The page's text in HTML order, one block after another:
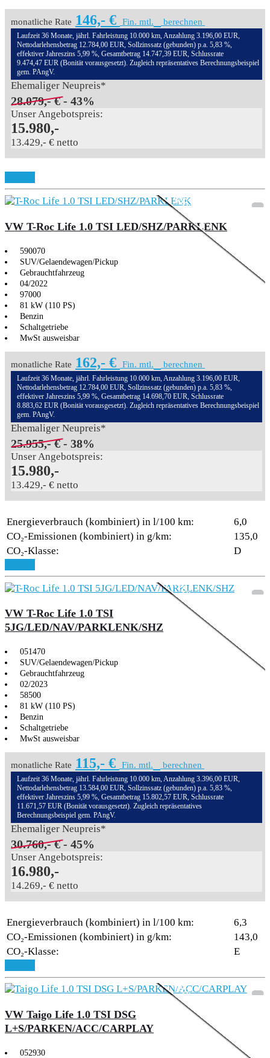
monatliche Rate 146,- € Fin. mtl. berechnen
Laufzeit 36 Monate, jährl. Fahrleistung 10.000 km, Anzahlung 3.196,00 EUR,
Nettodarlehensbetrag 12.784,00 EUR, Sollzinssatz (gebunden) p.a. 5,83 %,
effektiver Jahreszins 5,99 %, Gesamtbetrag 14.747,39 EUR, Schlussrate
9.474,47 EUR (Bonität vorausgesetzt). Zugleich repräsentatives Berechnungsbeispiel
gem. PAngV.
Ehemaliger Neupreis*
28.079,- € - 43%
Unser Angebotspreis:
15.980,-
13.429,- € netto
Aktionsmodell
VW T-Roc Life 1.0 TSI LED/SHZ/PARKLENK
590070
SUV/Gelaendewagen/Pickup
Gebrauchtfahrzeug
04/2022
97000
81 kW (110 PS)
Benzin
Schaltgetriebe
MwSt ausweisbar
monatliche Rate 162,- € Fin. mtl. berechnen
Laufzeit 36 Monate, jährl. Fahrleistung 10.000 km, Anzahlung 3.196,00 EUR,
Nettodarlehensbetrag 12.784,00 EUR, Sollzinssatz (gebunden) p.a. 5,83 %,
effektiver Jahreszins 5,99 %, Gesamtbetrag 14.698,70 EUR, Schlussrate
8.883,62 EUR (Bonität vorausgesetzt). Zugleich repräsentatives Berechnungsbeispiel
gem. PAngV.
Ehemaliger Neupreis*
25.955,- € - 38%
Unser Angebotspreis:
15.980,-
13.429,- € netto
3,99% Sonderfinanzie
Energieverbrauch (kombiniert) in l/100 km:
6,0
CO₂-Emissionen (kombiniert) in g/km:
135,0
CO₂-Klasse:
D
Aktionsmodell
VW T-Roc Life 1.0 TSI
5JG/LED/NAV/PARKLENK/SHZ
051470
SUV/Gelaendewagen/Pickup
Gebrauchtfahrzeug
02/2023
58500
81 kW (110 PS)
Benzin
Schaltgetriebe
MwSt ausweisbar
monatliche Rate 115,- € Fin. mtl. berechnen
Laufzeit 36 Monate, jährl. Fahrleistung 10.000 km, Anzahlung 3.396,00 EUR,
Nettodarlehensbetrag 13.584,00 EUR, Sollzinssatz (gebunden) p.a. 5,83 %,
effektiver Jahreszins 5,99 %, Gesamtbetrag 15.802,57 EUR, Schlussrate
11.671,57 EUR (Bonität vorausgesetzt). Zugleich repräsentatives
Berechnungsbeispiel gem. PAngV.
Ehemaliger Neupreis*
30.760,- € - 45%
Unser Angebotspreis:
16.980,-
14.269,- € netto
3,99% Sonderfinanzie
Energieverbrauch (kombiniert) in l/100 km:
6,3
CO₂-Emissionen (kombiniert) in g/km:
143,0
CO₂-Klasse:
E
Aktionsmodell
VW Taigo Life 1.0 TSI DSG
L+S/PARKEN/ACC/CARPLAY
052930
3,99% Sonderfinanzie